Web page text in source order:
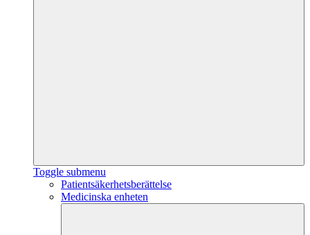
Toggle submenu
Patientsäkerhetsberättelse
Medicinska enheten